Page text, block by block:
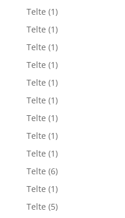
Telte (1)
Telte (1)
Telte (1)
Telte (1)
Telte (1)
Telte (1)
Telte (1)
Telte (1)
Telte (1)
Telte (6)
Telte (1)
Telte (5)